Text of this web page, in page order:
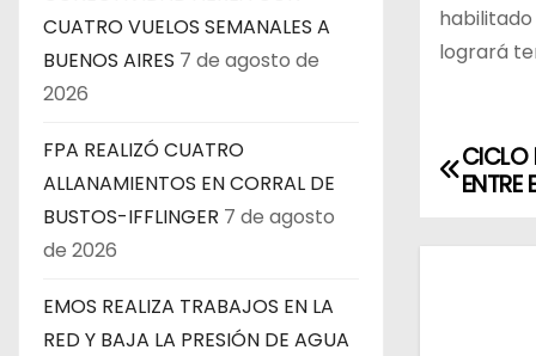
CUATRO VUELOS SEMANALES A
BUENOS AIRES 7 de agosto de
2026
FPA REALIZÓ CUATRO
ALLANAMIENTOS EN CORRAL DE
BUSTOS-IFFLINGER 7 de agosto
de 2026
EMOS REALIZA TRABAJOS EN LA
RED Y BAJA LA PRESIÓN DE AGUA
habilitado
logrará
NCICLO
ENTRE